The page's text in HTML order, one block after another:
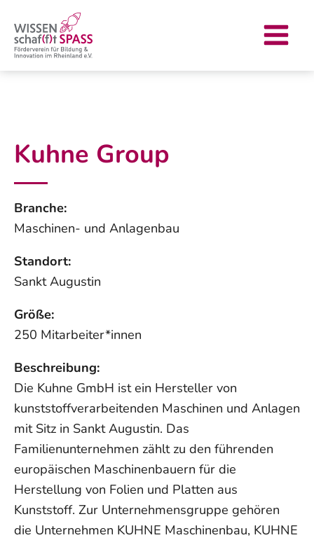
Inhalt
springen
Menu
Kuhne Group
Branche:
Maschinen- und Anlagenbau
Standort:
Sankt Augustin
Größe:
250 Mitarbeiter*innen
Beschreibung:
Die Kuhne GmbH ist ein Hersteller von
kunststoffverarbeitenden Maschinen und Anlagen
mit Sitz in Sankt Augustin. Das
Familienunternehmen zählt zu den führenden
europäischen Maschinenbauern für die
Herstellung von Folien und Platten aus
Kunststoff. Zur Unternehmensgruppe gehören
die Unternehmen KUHNE Maschinenbau, KUHNE